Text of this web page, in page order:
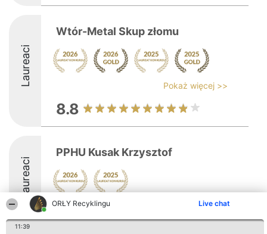
ORŁY Recyklingu Live chat
11:39
Laureaci
Wtór-Metal Skup złomu
Pokaż więcej >>
8.8
Laureaci
PPHU Kusak Krzysztof
8.2